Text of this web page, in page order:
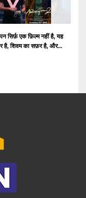
सिर्फ़ एक फ़िल्म नहीं है, यह
है, शिवम का सफ़र है, और...